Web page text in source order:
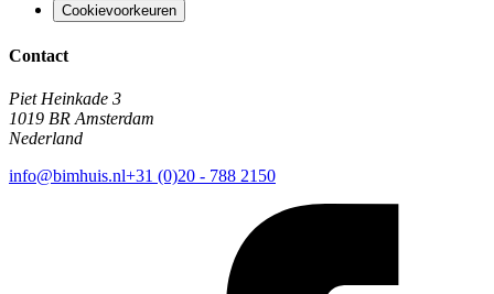
Cookievoorkeuren
Contact
Piet Heinkade 3
1019 BR Amsterdam
Nederland
info@bimhuis.nl+31 (0)20 - 788 2150